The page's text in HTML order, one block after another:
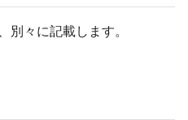
別々に記載します。